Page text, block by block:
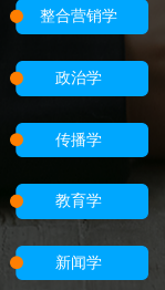
整合营销学
政治学
传播学
教育学
新闻学